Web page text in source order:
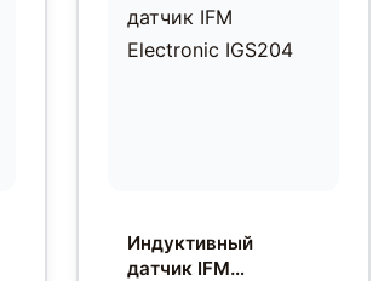
Индуктивный
датчик IFM